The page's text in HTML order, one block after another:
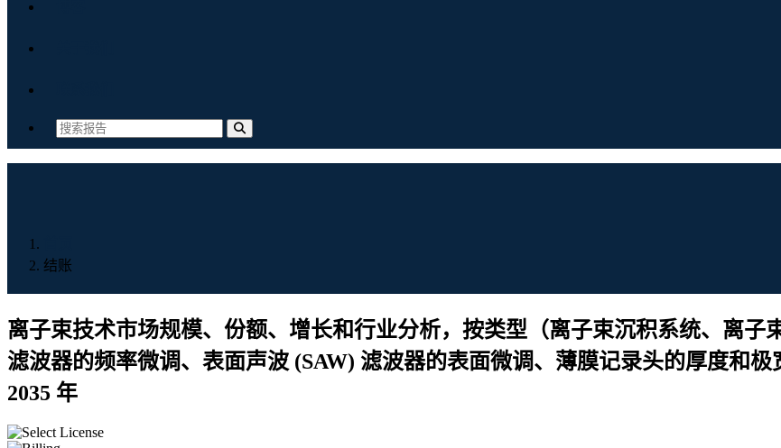
结账
离子束技术市场规模、份额、增长和行业分析，按类型（离子束沉积系统、离子
滤波器的频率微调、表面声波 (SAW) 滤波器的表面微调、薄膜记录头的厚度和
2035 年